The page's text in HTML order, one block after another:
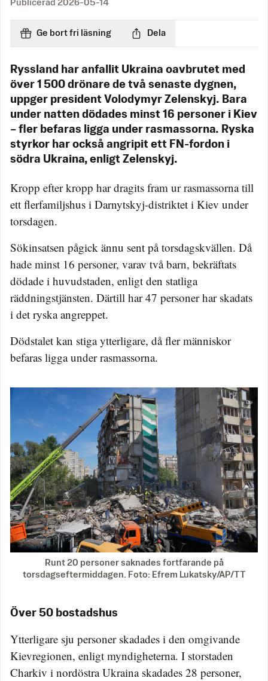
Publicerad 2026-05-14
Ge bort fri läsning Dela
Ryssland har anfallit Ukraina oavbrutet med
över 1 500 drönare de två senaste dygnen,
uppger president Volodymyr Zelenskyj. Bara
under natten dödades minst 16 personer i Kiev
– fler befaras ligga under rasmassorna. Ryska
styrkor har också angripit ett FN-fordon i
södra Ukraina, enligt Zelenskyj.
Kropp efter kropp har dragits fram ur rasmassorna till
ett flerfamiljshus i Darnytskyj-distriktet i Kiev under
torsdagen.
Sökinsatsen pågick ännu sent på torsdagskvällen. Då
hade minst 16 personer, varav två barn, bekräftats
dödade i huvudstaden, enligt den statliga
räddningstjänsten. Därtill har 47 personer har skadats
i det ryska angreppet.
Dödstalet kan stiga ytterligare, då fler människor
befaras ligga under rasmassorna.
Runt 20 personer saknades fortfarande på
torsdagseftermiddagen. Foto: Efrem Lukatsky/AP/TT
Över 50 bostadshus
Ytterligare sju personer skadades i den omgivande
Kievregionen, enligt myndigheterna. I storstaden
Charkiv i nordöstra Ukraina skadades 28 personer,